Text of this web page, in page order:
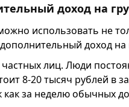
доход на
использовать не
доход на
лиц. Люди
8-20 тысяч рублей в
как за неделю обычных